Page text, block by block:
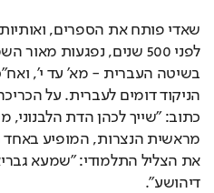
דיהושע".